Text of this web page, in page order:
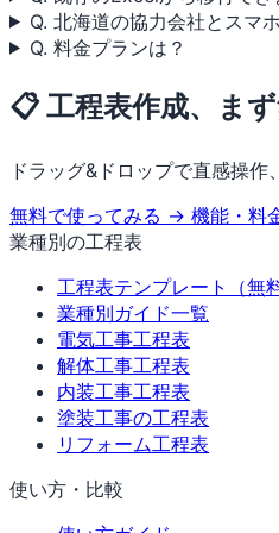
Q. 北海道の協力会社とスマ
Q. 料金プランは？
📋 工程表作成、ま
ドラッグ&ドロップで直感操作
無料で使ってみる → 機能・料
業種別の工程表
工程表テンプレート（無料
業種別ガイド一覧
電気工事工程表
解体工事工程表
内装工事工程表
塗装工事の工程表
リフォーム工程表
使い方・比較